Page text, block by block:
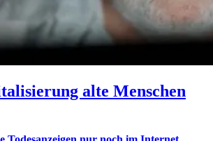
alte Menschen